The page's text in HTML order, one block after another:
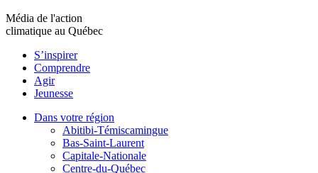
Média de l'action
climatique au Québec
S’inspirer
Comprendre
Agir
Jeunesse
Dans votre région
Abitibi-Témiscamingue
Bas-Saint-Laurent
Capitale-Nationale
Centre-du-Québec